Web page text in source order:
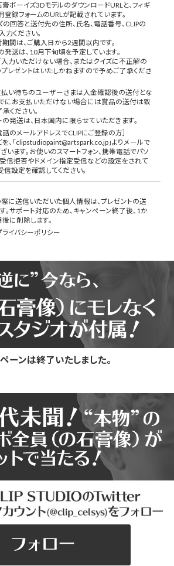
ボーイズ3DモデルのダウンロードURLと、フィギ
登録フォームのURLが記載されています。
の回答と送付先の住所、氏名、電話番号、CLIPの
力ください。
期間は、ご購入日から2週間以内です。
発送は、10月下旬頃を予定しています。
入力いただけない場合、またはクイズに不正解の
プレゼントはいたしかねますので予めご了承くださ
い待ちのユーザーさまは入金確認後の送付とな
でにお支払いただけない場合には賞品の送付は致
ください。
発送は、日本国内に限らせていただきます。
話のメールアドレスでCLIPにご登録の方］
、「clipstudiopaint@artspark.co.jp」よりメールで
います。お使いのスマートフォン、携帯電話でパソ
信拒否やドメイン指定受信などの設定をされて
信設定を確認してください。
際に送信いただいた個人情報は、プレゼントの送
。サポート対応のため、キャンペーン終了後、1か
に削除します。
イバシーポリシー
ーンは終了いたしました。